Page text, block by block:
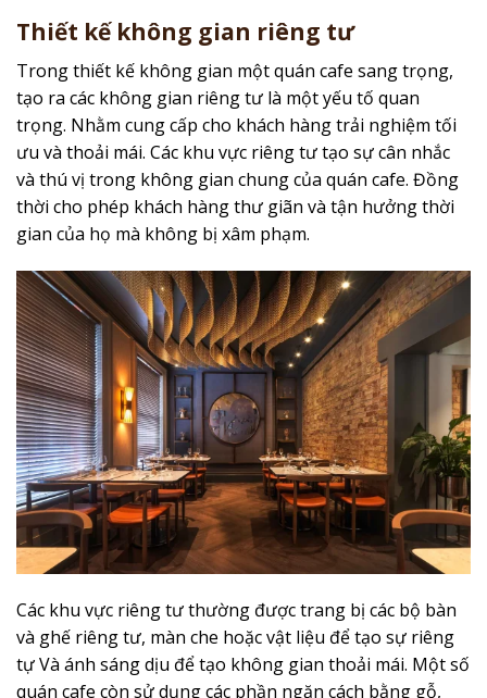
Thiết kế không gian riêng tư
Trong thiết kế không gian một quán cafe sang trọng,
tạo ra các không gian riêng tư là một yếu tố quan
trọng. Nhằm cung cấp cho khách hàng trải nghiệm tối
ưu và thoải mái. Các khu vực riêng tư tạo sự cân nhắc
và thú vị trong không gian chung của quán cafe. Đồng
thời cho phép khách hàng thư giãn và tận hưởng thời
gian của họ mà không bị xâm phạm.
Các khu vực riêng tư thường được trang bị các bộ bàn
và ghế riêng tư, màn che hoặc vật liệu để tạo sự riêng
tự Và ánh sáng dịu để tạo không gian thoải mái. Một số
quán cafe còn sử dụng các phần ngăn cách bằng gỗ,